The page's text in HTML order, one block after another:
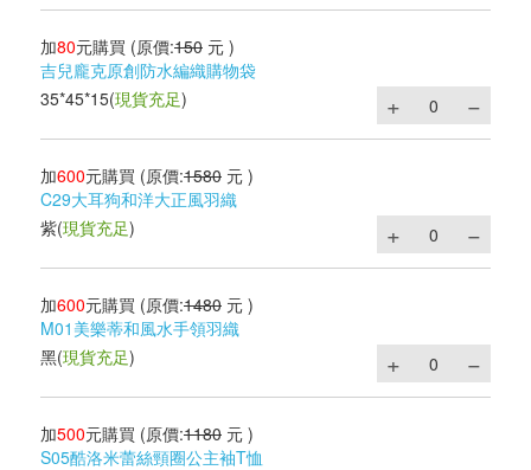
加80元購買 (原價:150 元 )
吉兒龐克原創防水編織購物袋
35*45*15(現貨充足)
加600元購買 (原價:1580 元 )
C29大耳狗和洋大正風羽織
紫(現貨充足)
加600元購買 (原價:1480 元 )
M01美樂蒂和風水手領羽織
黑(現貨充足)
加500元購買 (原價:1180 元 )
S05酷洛米蕾絲頸圈公主袖T恤